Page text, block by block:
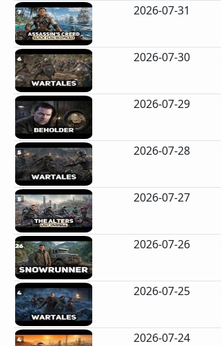
2026-07-31
2026-07-30
2026-07-29
2026-07-28
2026-07-27
2026-07-26
2026-07-25
2026-07-24